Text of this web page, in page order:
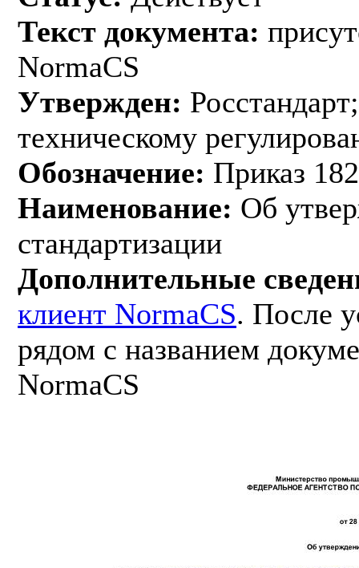
Текст документа:
NormaCS
Утвержден:
техническому
Обозначение: Приказ
Наименование: Об
стандартизации
Дополнительные
клиент NormaCS. После
рядом с названием
NormaCS